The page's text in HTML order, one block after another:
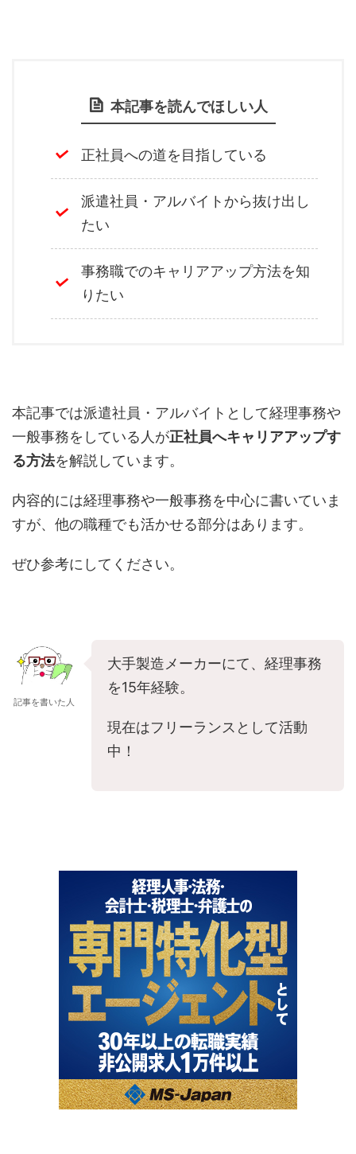
本記事を読んでほしい人
正社員への道を目指している
派遣社員・アルバイトから抜け出し
たい
事務職でのキャリアアップ方法を知
りたい
本記事では派遣社員・アルバイトとして経理事務や
一般事務をしている人が正社員へキャリアアップす
る方法を解説しています。
内容的には経理事務や一般事務を中心に書いていま
すが、他の職種でも活かせる部分はあります。
ぜひ参考にしてください。
記事を書いた人
大手製造メーカーにて、経理事務
を15年経験。
現在はフリーランスとして活動
中！